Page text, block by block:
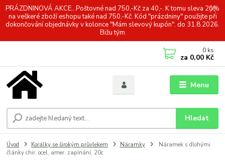
PRÁZDNINOVÁ AKCE...Poštovné nad 750,-Kč za 40,-. K tomu sleva 20%
na veškeré zboží eshopu také nad 750,-Kč. Kód "prázdniny" použijte při
dokončování objednávky v kolonce "Mám slevový kupón". do 31.8.2026.
Bižu tým
Menu
Hledat
0 ks
za 0,00 Kč
Úvod Korálky se širokým průvlekem Náramky
Náramek s dlohými
články chir. ocel, amer. zapínání, 20c